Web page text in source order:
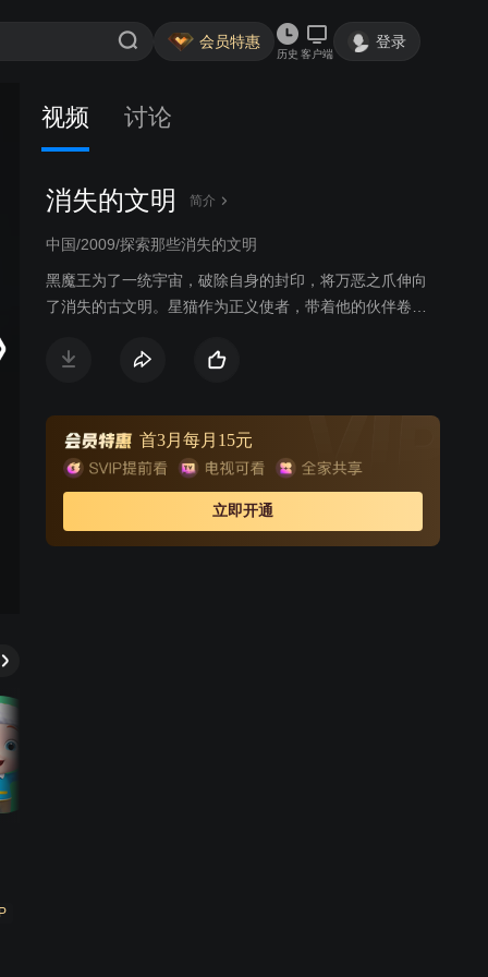
会员特惠
历史 客户端
登录
视频 讨论
消失的文明 简介
中国/2009/探索那些消失的文明
黑魔王为了一统宇宙，破除自身的封印，将万恶之爪伸向
了消失的古文明。星猫作为正义使者，带着他的伙伴卷
着星猫和他的朋友们的脚步一起去探索那些消失的文明
首3月每月15元
立即开通